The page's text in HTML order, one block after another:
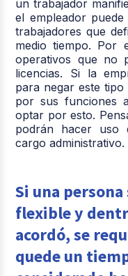
un trabajador
el empleador
trabajadores que
medio tiempo. Por
operativos que no
licencias. Si la
para negar este
por sus funciones
optar por esto.
podrán hacer uso
cargo administrativo.
Si una
flexible y
acordó, se
quede un